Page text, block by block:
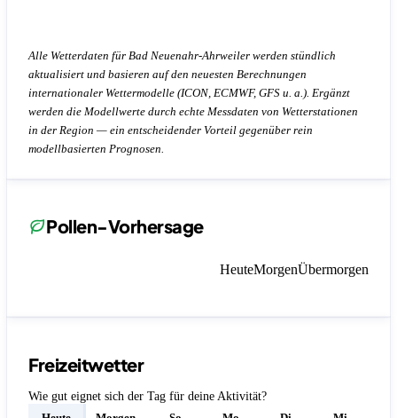
Alle Wetterdaten für Bad Neuenahr-Ahrweiler werden stündlich
aktualisiert und basieren auf den neuesten Berechnungen
internationaler Wettermodelle (ICON, ECMWF, GFS u. a.). Ergänzt
werden die Modellwerte durch echte Messdaten von Wetterstationen
in der Region — ein entscheidender Vorteil gegenüber rein
modellbasierten Prognosen.
Pollen-Vorhersage
HeuteMorgenÜbermorgen
Freizeitwetter
Wie gut eignet sich der Tag für deine Aktivität?